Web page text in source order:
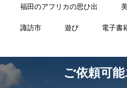
福田のアフリカの思ひ出
諏訪市 遊び 電子書
ご依頼可